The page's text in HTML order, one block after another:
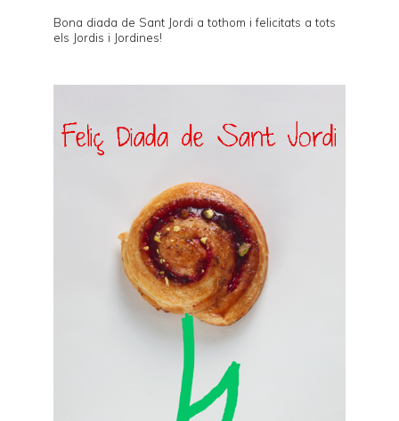
Bona diada de Sant Jordi a tothom i felicitats a tots
els Jordis i Jordines!